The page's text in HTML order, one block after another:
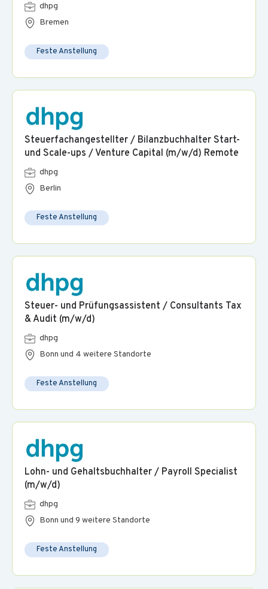
dhpg
Bremen
Feste Anstellung
Steuerfachangestellter / Bilanzbuchhalter Start-
und Scale-ups / Venture Capital (m/w/d) Remote
dhpg
Berlin
Feste Anstellung
Steuer- und Prüfungsassistent / Consultants Tax
& Audit (m/w/d)
dhpg
Bonn und 4 weitere Standorte
Feste Anstellung
Lohn- und Gehaltsbuchhalter / Payroll Specialist
(m/w/d)
dhpg
Bonn und 9 weitere Standorte
Feste Anstellung